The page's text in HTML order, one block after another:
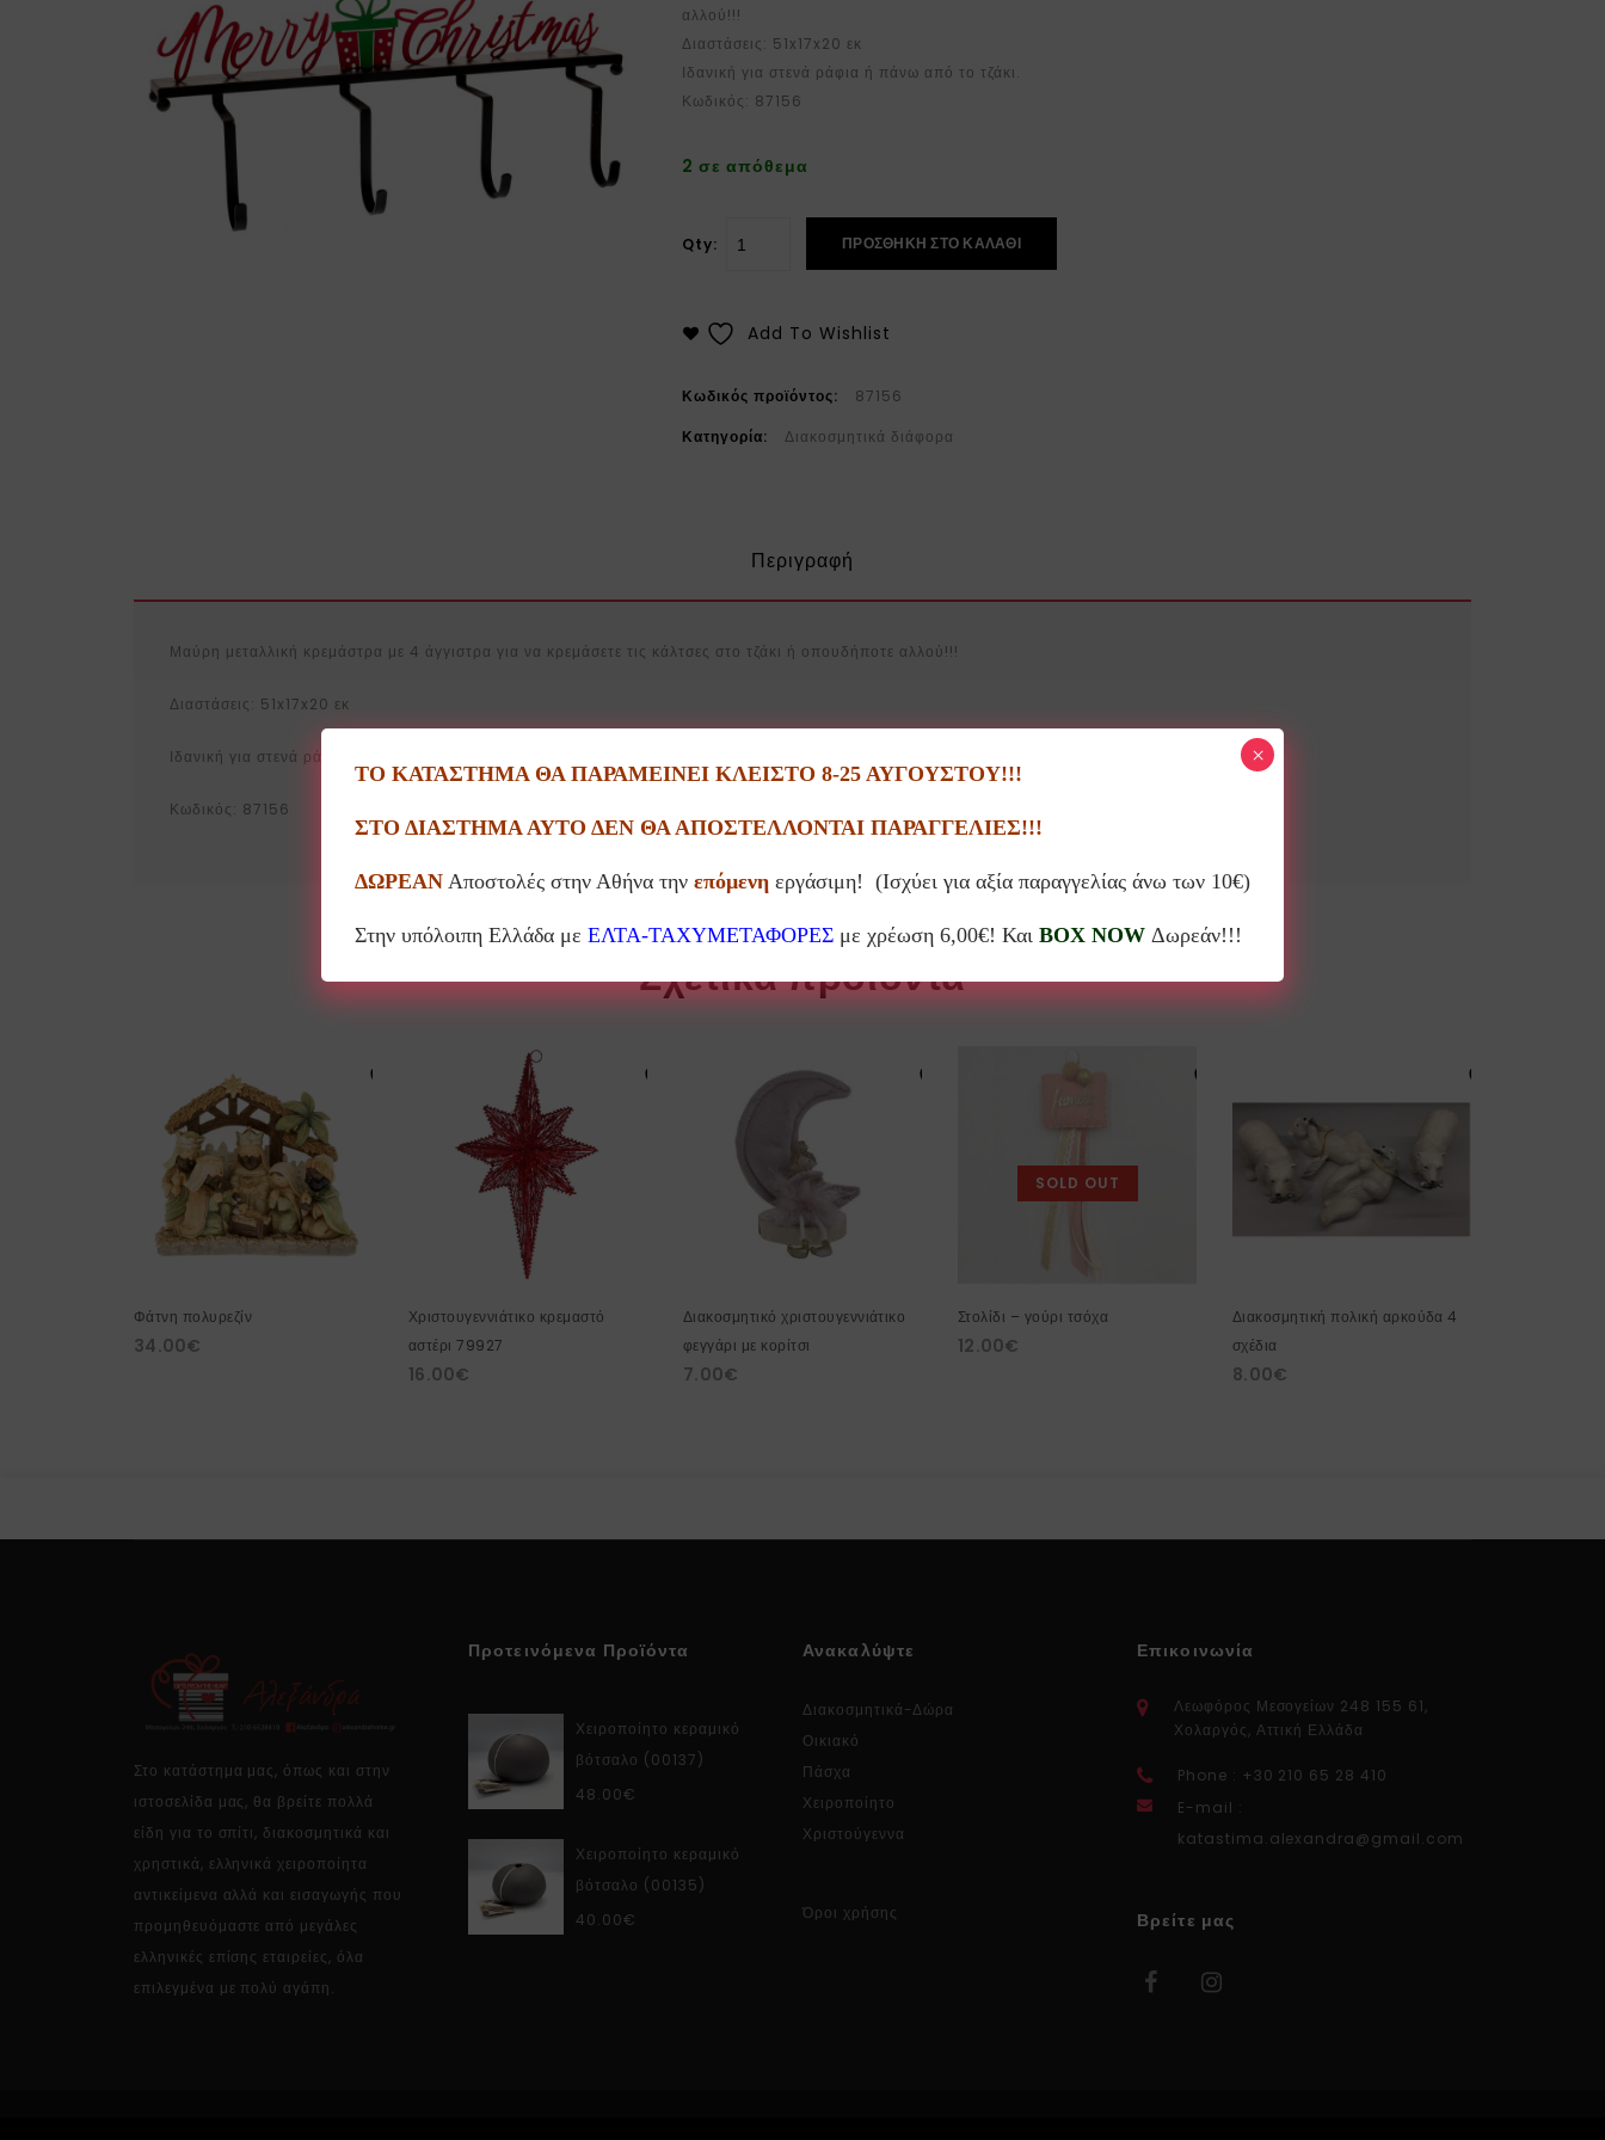
αλλού!!!
Διαστάσεις: 51x17x20 εκ
Ιδανική για στενά ράφια ή πάνω από το τζάκι.
Κωδικός: 87156
2 σε απόθεμα
Qty: ΠΡΟΣΘΉΚΗ ΣΤΟ ΚΑΛΆΘΙ
Add To Wishlist
Κωδικός προϊόντος:
87156
Κατηγορία:
Διακοσμητικά διάφορα
Περιγραφή
Μαύρη μεταλλική κρεμάστρα με 4 άγγιστρα για να κρεμάσετε τις κάλτσες στο τζάκι ή οπουδήποτε αλλού!!!
Διαστάσεις: 51x17x20 εκ
Ιδανική για στενά ράφια ή πάνω από το τζάκι.
Κωδικός: 87156
Σχετικά προϊόντα
Φάτνη πολυρεζίν
34.00€
Χριστουγεννιάτικο κρεμαστό
αστέρι 79927
16.00€
Διακοσμητικό χριστουγεννιάτικο
φεγγάρι με κορίτσι
7.00€
SOLD OUT
Στολίδι – γούρι τσόχα
12.00€
Διακοσμητική πολική αρκούδα 4
σχέδια
8.00€
Στο κατάστημα μας, όπως και στην
ιστοσελίδα μας, θα βρείτε πολλά
είδη για το σπίτι, διακοσμητικά και
χρηστικά, ελληνικά χειροποίητα
αντικείμενα αλλά και εισαγωγής που
προμηθευόμαστε από μεγάλες
ελληνικές επίσης εταιρείες, όλα
επιλεγμένα με πολύ αγάπη.
Προτεινόμενα Προϊόντα
Χειροποίητο κεραμικό
βότσαλο (00137)
48.00€
Χειροποίητο κεραμικό
βότσαλο (00135)
40.00€
Ανακαλύψτε
Διακοσμητικά-Δώρα
Οικιακό
Πάσχα
Χειροποίητο
Χριστούγεννα
Όροι χρήσης
Επικοινωνία
Λεωφόρος Μεσογείων 248 155 61,
Χολαργός, Αττική Ελλάδα
Phone : +30 210 65 28 410
E-mail :
katastima.alexandra@gmail.com
Βρείτε μας
ΤΟ ΚΑΤΑΣΤΗΜΑ ΘΑ ΠΑΡΑΜΕΙΝΕΙ ΚΛΕΙΣΤΟ 8-25 ΑΥΓΟΥΣΤΟΥ!!!
ΣΤΟ ΔΙΑΣΤΗΜΑ ΑΥΤΟ ΔΕΝ ΘΑ ΑΠΟΣΤΕΛΛΟΝΤΑΙ ΠΑΡΑΓΓΕΛΙΕΣ!!!
ΔΩΡΕΑΝΑποστολές στην Αθήνα την επόμενηεργάσιμη! (Ισχύει για αξία παραγγελίας άνω των 10€)
Στην υπόλοιπη Ελλάδα με ΕΛΤΑ-ΤΑΧΥΜΕΤΑΦΟΡΕΣμε χρέωση 6,00€! Και BOX NOWΔωρεάν!!!
×